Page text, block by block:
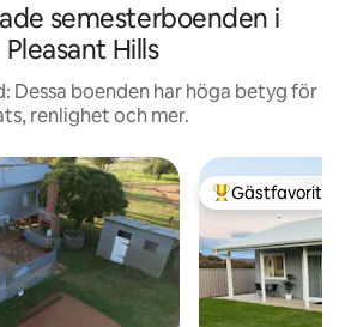
semesterboenden i
Pleasant Hills
Dessa boenden har höga betyg för
renlighet och mer.
Populär
Gästfavorit